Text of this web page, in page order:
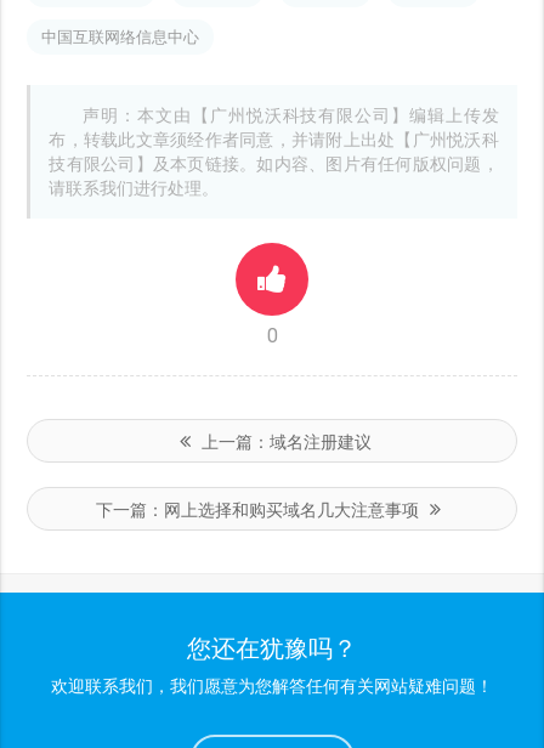
中国互联网络信息中心
声明：本文由【广州悦沃科技有限公司】编辑上传发
布，转载此文章须经作者同意，并请附上出处【广州悦沃科
技有限公司】及本页链接。如内容、图片有任何版权问题，
请联系我们进行处理。
0
上一篇： 域名注册建议
下一篇： 网上选择和购买域名几大注意事项
您还在犹豫吗？
欢迎联系我们，我们愿意为您解答任何有关网站疑难问题！